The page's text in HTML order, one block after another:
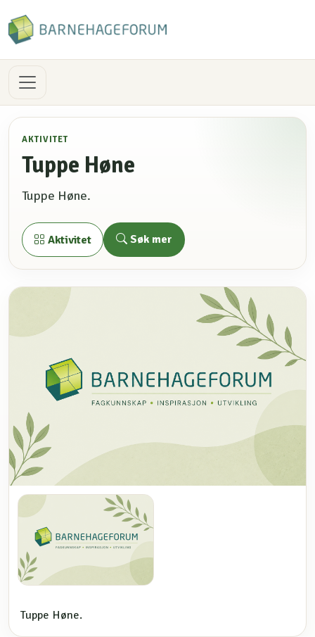
AKTIVITET
Tuppe Høne
Tuppe Høne.
Aktivitet Søk mer
Tuppe Høne.